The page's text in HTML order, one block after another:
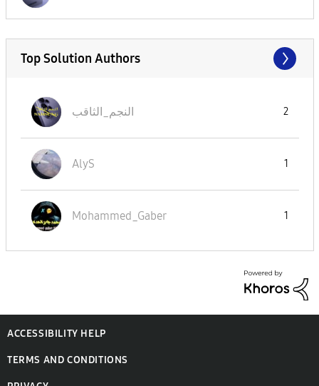
Top Solution Authors
النجم_الثاقب 2
AlyS 1
Mohammed_Gaber 1
ACCESSIBILITY HELP
TERMS AND CONDITIONS